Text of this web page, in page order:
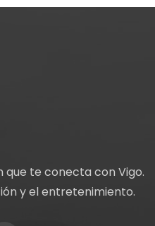
que te conecta con Vigo.
y el entretenimiento.